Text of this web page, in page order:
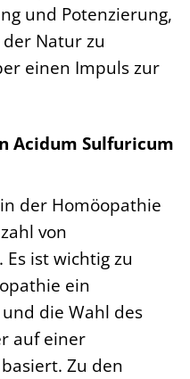
und Potenzierung,
Natur zu
einen Impuls zur
Acidum Sulfuricum
der Homöopathie
von
ist wichtig zu
ein
die Wahl des
auf einer
Zu den